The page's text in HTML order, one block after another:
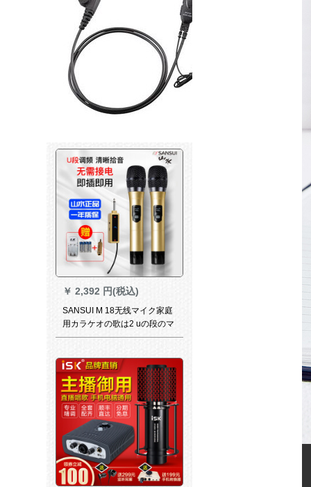
￥ 2,392 円(税込)
SANSUI M 18无线マイク家庭
用カラケオの歌は2 uの段のマ
イク屋外ステージではビデオ
す。